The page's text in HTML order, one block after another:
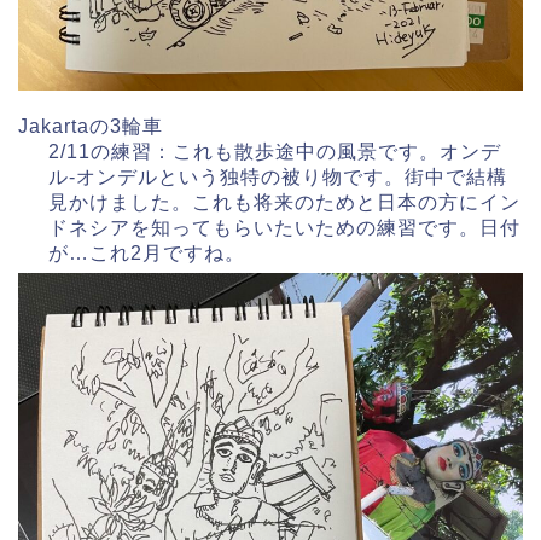
Jakartaの3輪車
2/11の練習：これも散歩途中の風景です。オンデ
ル-オンデルという独特の被り物です。街中で結構
見かけました。これも将来のためと日本の方にイン
ドネシアを知ってもらいたいための練習です。日付
が…これ2月ですね。